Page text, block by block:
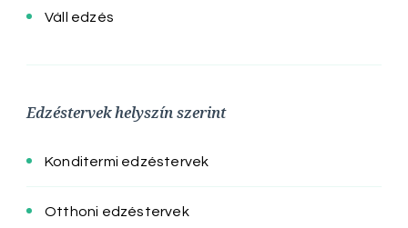
Váll edzés
Edzéstervek helyszín szerint
Konditermi edzéstervek
Otthoni edzéstervek